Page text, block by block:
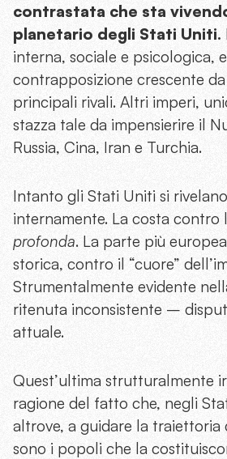
contrastata che sta
planetario degli Stati Uniti.
interna, sociale e psicologica,
contrapposizione crescente
principali rivali. Altri imperi,
stazza tale da impensierire il
Russia, Cina, Iran e Turchia.
Intanto gli Stati Uniti si
internamente. La costa contro
profonda. La parte più
storica, contro il “cuore”
Strumentalmente evidente
ritenuta inconsistente –
attuale.
Quest’ultima strutturalmente
ragione del fatto che, negli
altrove, a guidare la
sono i popoli che la